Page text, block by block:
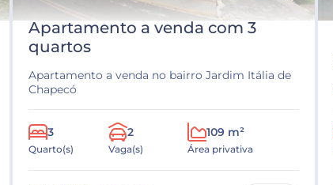
Apartamento a venda com 3
quartos
Apartamento a venda no bairro Jardim Itália de
Chapecó
3
Quarto(s)
2
Vaga(s)
109 m²
Área privativa